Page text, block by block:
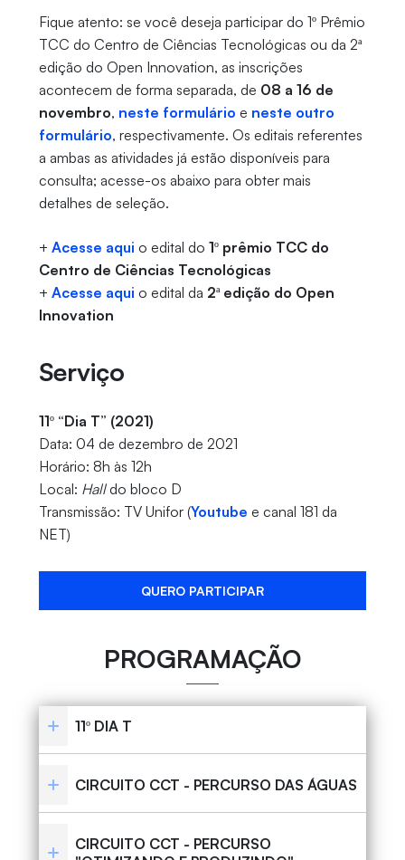
Fique atento: se você deseja participar do 1º Prêmio
TCC do Centro de Ciências Tecnológicas ou da 2ª
edição do Open Innovation, as inscrições
acontecem de forma separada, de 08 a 16 de
novembro, neste formulário e neste outro
formulário, respectivamente. Os editais referentes
a ambas as atividades já estão disponíveis para
consulta; acesse-os abaixo para obter mais
detalhes de seleção.
+ Acesse aqui o edital do 1º prêmio TCC do
Centro de Ciências Tecnológicas
+ Acesse aqui o edital da 2ª edição do Open
Innovation
Serviço
11º “Dia T” (2021)
Data: 04 de dezembro de 2021
Horário: 8h às 12h
Local: Hall do bloco D
Transmissão: TV Unifor (Youtube e canal 181 da
NET)
QUERO PARTICIPAR
PROGRAMAÇÃO
11º DIA T
CIRCUITO CCT - PERCURSO DAS ÁGUAS
CIRCUITO CCT - PERCURSO